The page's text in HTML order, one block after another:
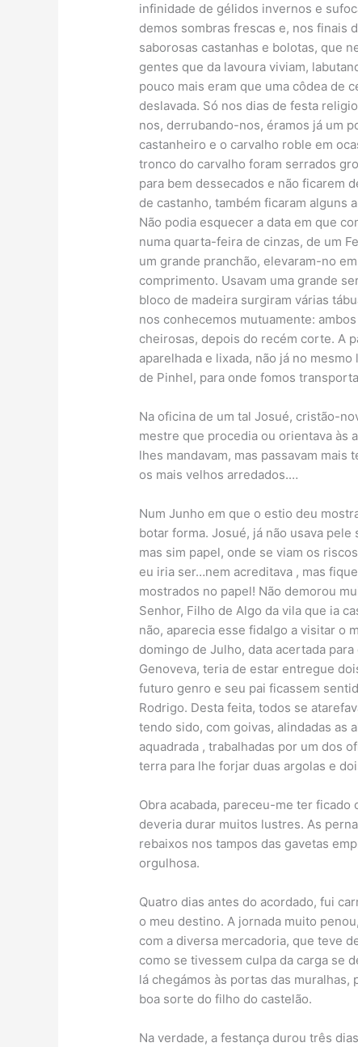
infinidade de gélidos invernos e
demos sombras frescas e, nos finais
saborosas castanhas e bolotas, que
gentes que da lavoura viviam,
pouco mais eram que uma côdea de
deslavada. Só nos dias de festa
nos, derrubando-nos, éramos já um
castanheiro e o carvalho roble em
tronco do carvalho foram serrados
para bem dessecados e não ficarem
de castanho, também ficaram alguns
Não podia esquecer a data em que
numa quarta-feira de cinzas, de um
um grande pranchão, elevaram-no
comprimento. Usavam uma grande
bloco de madeira surgiram várias
nos conhecemos mutuamente:
cheirosas, depois do recém corte. A
aparelhada e lixada, não já no
de Pinhel, para onde fomos
Na oficina de um tal Josué, cristão-
mestre que procedia ou orientava às
lhes mandavam, mas passavam mais
os mais velhos arredados.…
Num Junho em que o estio deu
botar forma. Josué, já não usava
mas sim papel, onde se viam os
eu iria ser…nem acreditava , mas
mostrados no papel! Não demorou
Senhor, Filho de Algo da vila que ia
não, aparecia esse fidalgo a visitar o
domingo de Julho, data acertada
Genoveva, teria de estar entregue
futuro genro e seu pai ficassem
Rodrigo. Desta feita, todos se
tendo sido, com goivas, alindadas as
aquadrada , trabalhadas por um dos
terra para lhe forjar duas argolas e
Obra acabada, pareceu-me ter
deveria durar muitos lustres. As
rebaixos nos tampos das gavetas
orgulhosa.
Quatro dias antes do acordado, fui
o meu destino. A jornada muito
com a diversa mercadoria, que teve
como se tivessem culpa da carga se
lá chegámos às portas das
boa sorte do filho do castelão.
Na verdade, a festança durou três